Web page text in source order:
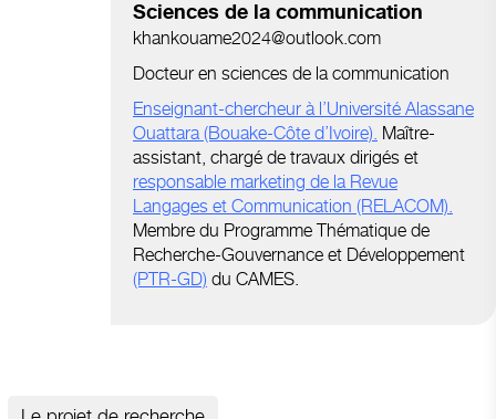
Sciences de la communication
khankouame2024@outlook.com
Docteur en sciences de la communication
Enseignant-chercheur à l’Université Alassane
Ouattara (Bouake-Côte d’Ivoire). Maître-
assistant, chargé de travaux dirigés et
responsable marketing de la Revue
Langages et Communication (RELACOM).
Membre du Programme Thématique de
Recherche-Gouvernance et Développement
(PTR-GD) du CAMES.